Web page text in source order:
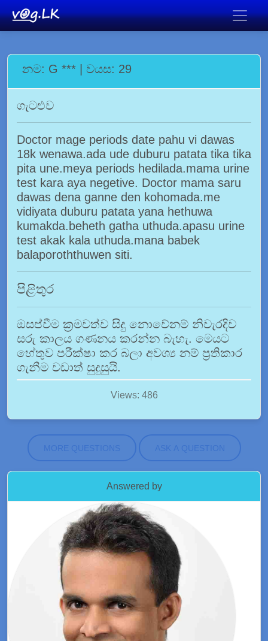
නම: G *** | වයස: 29
ගැටළුව
Doctor mage periods date pahu vi dawas
18k wenawa.ada ude duburu patata tika tika
pita une.meya periods hedilada.mama urine
test kara aya negetive. Doctor mama saru
dawas dena ganne den kohomada.me
vidiyata duburu patata yana hethuwa
kumakda.beheth gatha uthuda.apasu urine
test akak kala uthuda.mana babek
balaporoththuwen siti.
පිළිතුර
ඔසප්වීම ක්‍රමවත්ව සිදු නොවේනම් නිවැරදිව
සරු කාලය ගණනය කරන්න බැහැ. මෙයට
හේතුව පරීක්ෂා කර බලා අවශ්‍ය නම් ප්‍රතිකාර
ගැනීම වඩාත් සුදුසුයි.
Views: 486
MORE QUESTIONS ASK A QUESTION
Answered by